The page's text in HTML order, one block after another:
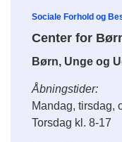
Sociale Forhold og
Center for
Børn, Unge og
Åbningstider:
Mandag, tirsdag,
Torsdag kl. 8-17